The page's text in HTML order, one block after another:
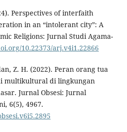
Perspectives of interfaith
in an “intolerant city”: A
Religions: Jurnal Studi Agama-
10.22373/arj.v4i1.22866
Z. H. (2022). Peran orang tua
multikultural di lingkungan
Jurnal Obsesi: Jurnal
6(5), 4967.